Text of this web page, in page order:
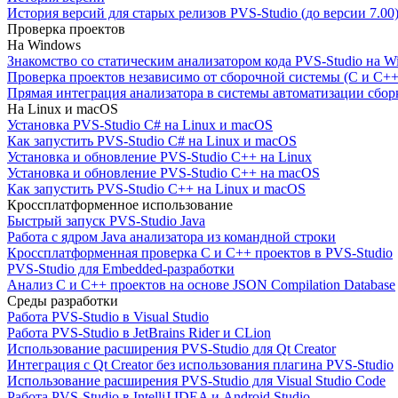
История версий для старых релизов PVS-Studio (до версии 7.00)
Проверка проектов
На Windows
Знакомство со статическим анализатором кода PVS-Studio на
Проверка проектов независимо от сборочной системы (C и
Прямая интеграция анализатора в системы автоматизации
На Linux и macOS
Установка PVS-Studio C# на Linux и macOS
Как запустить PVS-Studio C# на Linux и macOS
Установка и обновление PVS-Studio C++ на Linux
Установка и обновление PVS-Studio C++ на macOS
Как запустить PVS-Studio C++ на Linux и macOS
Кроссплатформенное использование
Быстрый запуск PVS-Studio Java
Работа с ядром Java анализатора из командной строки
Кроссплатформенная проверка C и C++ проектов в PVS-Studio
PVS-Studio для Embedded-разработки
Анализ C и C++ проектов на основе JSON Compilation Database
Среды разработки
Работа PVS-Studio в Visual Studio
Работа PVS-Studio в JetBrains Rider и CLion
Использование расширения PVS-Studio для Qt Creator
Интеграция с Qt Creator без использования плагина PVS-Studio
Использование расширения PVS-Studio для Visual Studio Code